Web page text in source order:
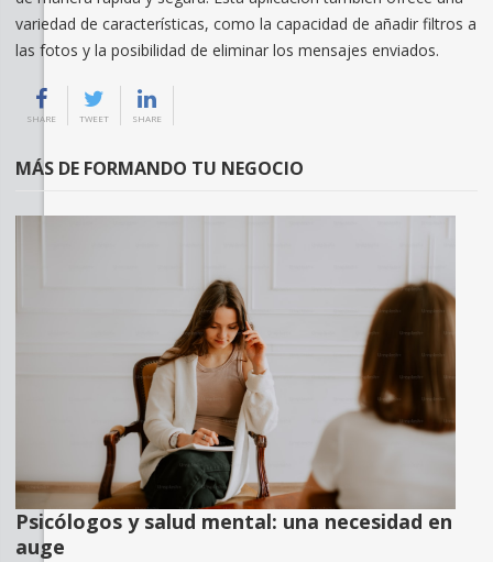
variedad de características, como la capacidad de añadir filtros a
las fotos y la posibilidad de eliminar los mensajes enviados.
SHARE TWEET SHARE
MÁS DE FORMANDO TU NEGOCIO
Psicólogos y salud mental: una necesidad en
auge